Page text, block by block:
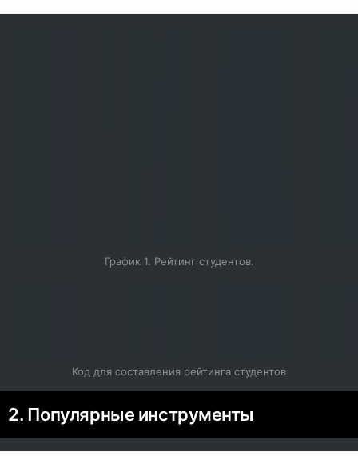
График 1. Рейтинг студентов.
Код для составления рейтинга студентов
2. Популярные инструменты